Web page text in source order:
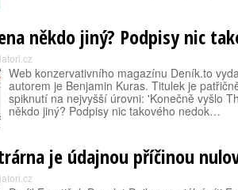
někdo jiný? Podpisy nic
Web konzervativního magazínu Deník.to
autorem je Benjamin Kuras. Titulek je
spiknutí na nejvyšší úrovni: 'Konečně vyšlo
někdo jiný? Podpisy nic takového nedok…
je údajnou příčinou